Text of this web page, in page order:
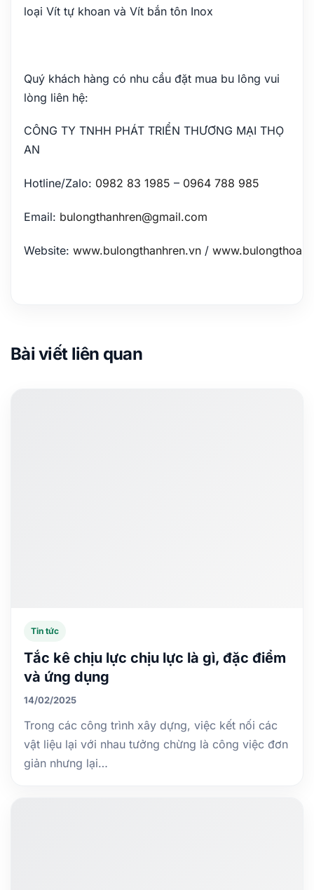
loại Vít tự khoan và Vít bắn tôn Inox
Quý khách hàng có nhu cầu đặt mua bu lông vui
lòng liên hệ:
CÔNG TY TNHH PHÁT TRIỂN THƯƠNG MẠI THỌ
AN
Hotline/Zalo: 0982 83 1985 – 0964 788 985
Email: bulongthanhren@gmail.com
Website: www.bulongthanhren.vn /
Bài viết liên quan
Tin tức
Tắc kê chịu lực chịu lực là gì, đặc điểm
và ứng dụng
14/02/2025
Trong các công trình xây dựng, việc kết nối các
vật liệu lại với nhau tưởng chừng là công việc đơn
giản nhưng lại…